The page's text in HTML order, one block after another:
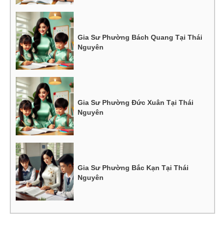
Gia Sư Phường Bách Quang Tại Thái
Nguyên
Gia Sư Phường Đức Xuân Tại Thái
Nguyên
Gia Sư Phường Bắc Kạn Tại Thái
Nguyên